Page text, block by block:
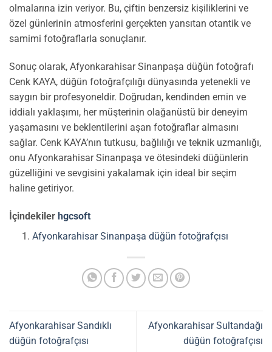
olmalarına izin veriyor. Bu, çiftin benzersiz kişiliklerini ve
özel günlerinin atmosferini gerçekten yansıtan otantik ve
samimi fotoğraflarla sonuçlanır.
Sonuç olarak, Afyonkarahisar Sinanpaşa düğün fotoğrafı
Cenk KAYA, düğün fotoğrafçılığı dünyasında yetenekli ve
saygın bir profesyoneldir. Doğrudan, kendinden emin ve
iddialı yaklaşımı, her müşterinin olağanüstü bir deneyim
yaşamasını ve beklentilerini aşan fotoğraflar almasını
sağlar. Cenk KAYA’nın tutkusu, bağlılığı ve teknik uzmanlığı,
onu Afyonkarahisar Sinanpaşa ve ötesindeki düğünlerin
güzelliğini ve sevgisini yakalamak için ideal bir seçim
haline getiriyor.
İçindekiler hgcsoft
Afyonkarahisar Sinanpaşa düğün fotoğrafçısı
Afyonkarahisar Sandıklı
düğün fotoğrafçısı
Afyonkarahisar Sultandağı
düğün fotoğrafçısı